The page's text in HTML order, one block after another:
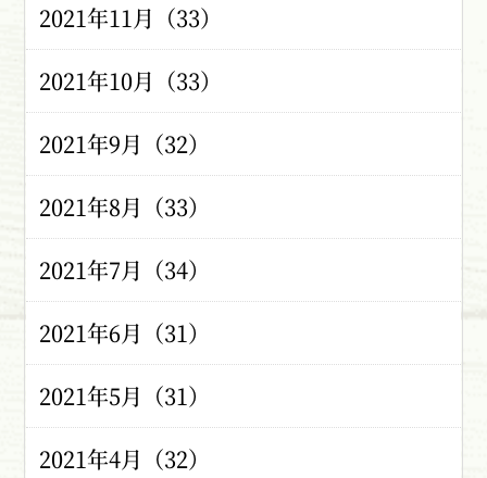
2021年11月（33）
2021年10月（33）
2021年9月（32）
2021年8月（33）
2021年7月（34）
2021年6月（31）
2021年5月（31）
2021年4月（32）